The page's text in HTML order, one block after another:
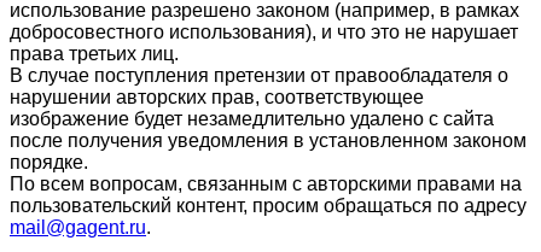
использование разрешено законом (например, в рамках
добросовестного использования), и что это не нарушает
права третьих лиц.
В случае поступления претензии от правообладателя о
нарушении авторских прав, соответствующее
изображение будет незамедлительно удалено с сайта
после получения уведомления в установленном законом
порядке.
По всем вопросам, связанным с авторскими правами на
пользовательский контент, просим обращаться по адресу
mail@gagent.ru.